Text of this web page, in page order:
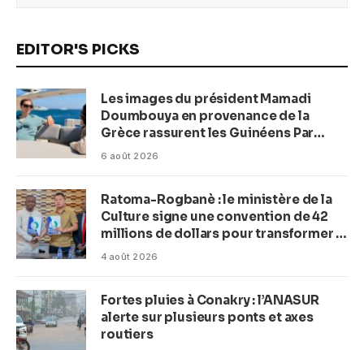
EDITOR'S PICKS
Les images du président Mamadi
Doumbouya en provenance de la
Grèce rassurent les Guinéens Par
(Macka Baldé)
6 août 2026
Ratoma-Rogbanè : le ministère de la
Culture signe une convention de 42
millions de dollars pour transformer la
plage en complexe balnéaire
4 août 2026
Fortes pluies à Conakry : l’ANASUR
alerte sur plusieurs ponts et axes
routiers